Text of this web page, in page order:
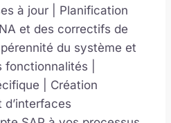
à jour | Planification
et des correctifs de
du système et
fonctionnalités |
| Création
d’interfaces